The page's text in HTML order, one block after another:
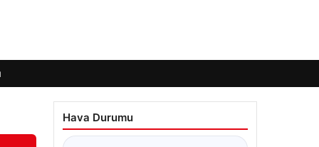
Hava Durumu